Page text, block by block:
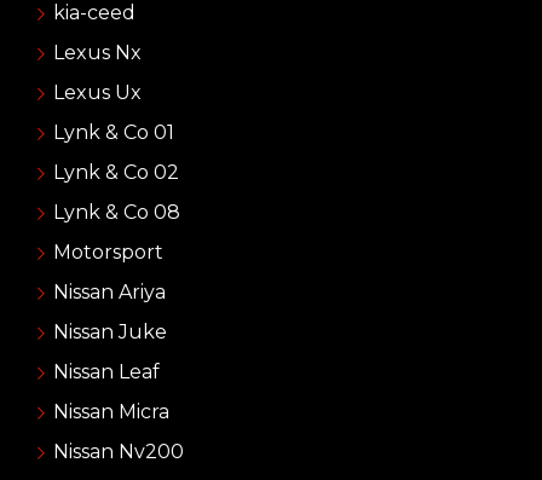
kia-ceed
Lexus Nx
Lexus Ux
Lynk & Co 01
Lynk & Co 02
Lynk & Co 08
Motorsport
Nissan Ariya
Nissan Juke
Nissan Leaf
Nissan Micra
Nissan Nv200